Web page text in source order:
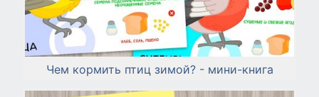
Чем кормить птиц зимой? - мини-книга